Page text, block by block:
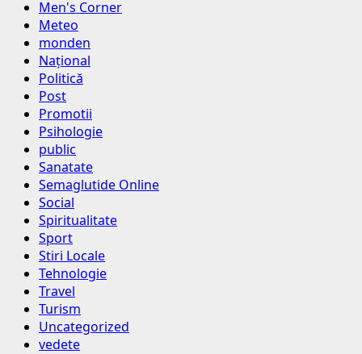
Men's Corner
Meteo
monden
Național
Politică
Post
Promotii
Psihologie
public
Sanatate
Semaglutide Online
Social
Spiritualitate
Sport
Stiri Locale
Tehnologie
Travel
Turism
Uncategorized
vedete